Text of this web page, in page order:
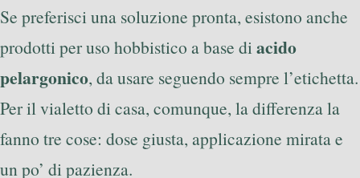
Se preferisci una soluzione pronta, esistono anche
prodotti per uso hobbistico a base diacido
pelargonico, da usare seguendo sempre l’etichetta.
Per il vialetto di casa, comunque, la differenza la
fanno tre cose: dose giusta, applicazione mirata e
un po’ di pazienza.